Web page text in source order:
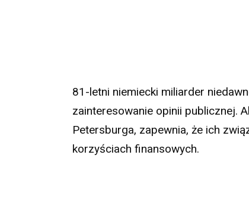
81-letni niemiecki miliarder
zainteresowanie opinii publicznej.
Petersburga, zapewnia, że ich
korzyściach finansowych.